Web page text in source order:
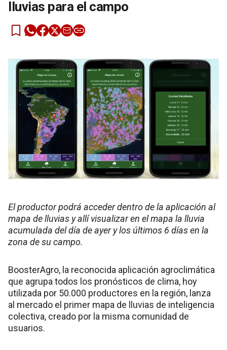
lluvias para el campo
El productor podrá acceder dentro de la aplicación al
mapa de lluvias y allí visualizar en el mapa la lluvia
acumulada del día de ayer y los últimos 6 días en la
zona de su campo.
BoosterAgro, la reconocida aplicación agroclimática
que agrupa todos los pronósticos de clima, hoy
utilizada por 50.000 productores en la región, lanza
al mercado el primer mapa de lluvias de inteligencia
colectiva, creado por la misma comunidad de
usuarios.